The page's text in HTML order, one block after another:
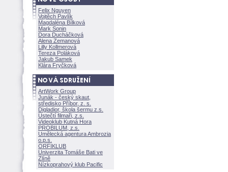
Felix Nguyen
Vojtěch Pavlík
Magdaléna Bílkov
Mark Sonin
Dora Ducháčkov
Alena Zemanov
Lilly Kollmerov
Tereza Polákov
Jakub Samek
Klára Fryčkov
ArtWork Group
Junák - český skaut,
středisko Příbor, z. s.
Digladior, škola šermu z.s.
Ústečtí filmaři, z.s.
Videoklub Kutná Hora
PROBILUM, z.s.
Umělecká agentura Ambrozia
o.p.s.
ORFIKLUB
Univerzita Tomáše Bati ve
Zlíně
Nízkoprahový klub Pacific